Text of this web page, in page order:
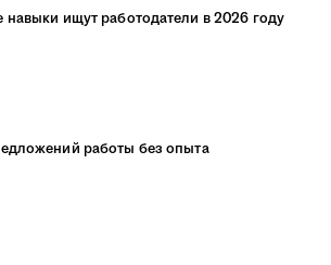
навыки ищут работодатели в 2026 году
работы без опыта